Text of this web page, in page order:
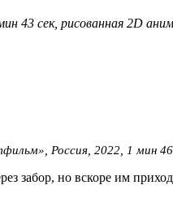
43 сек, рисованная 2D
Россия, 2022, 1 мин 46
забор, но вскоре им